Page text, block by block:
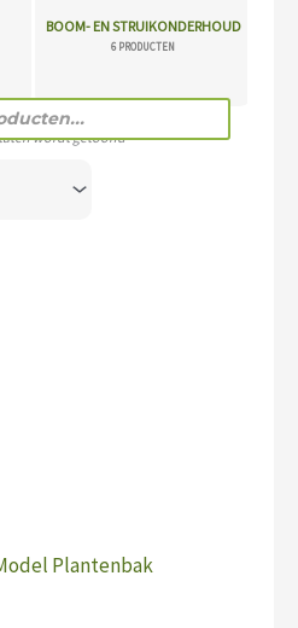
BOOM- EN STRUIKONDERHOUD
6 PRODUCTEN
wordt getoond
Plantenbak